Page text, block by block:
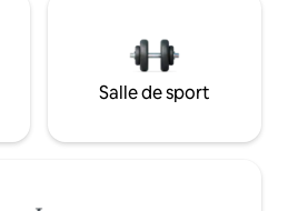
Salle de sport